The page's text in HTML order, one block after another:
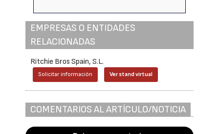
EMPRESAS O ENTIDADES
RELACIONADAS
Ritchie Bros Spain, S.L.
Solicitar información Ver stand virtual
COMENTARIOS AL ARTÍCULO/NOTICIA